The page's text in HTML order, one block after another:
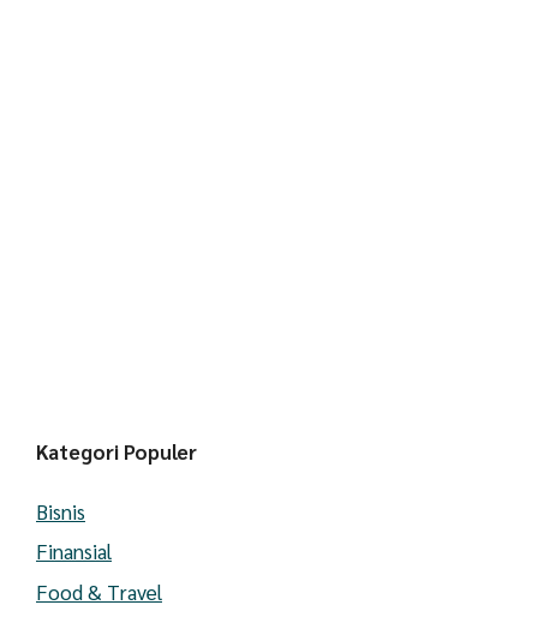
Kategori Populer
Bisnis
Finansial
Food & Travel